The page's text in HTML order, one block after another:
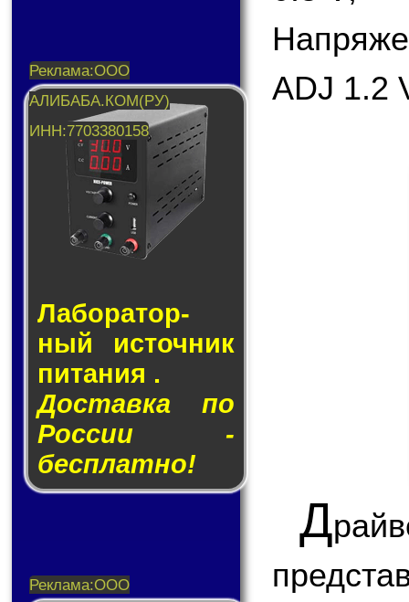
Лаборатор­
ный ис­точ­ник
пи­та­ния .
Доставка по
России -
бесплатно!
ADJ 1.2
Д